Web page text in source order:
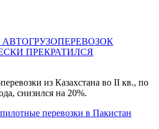
ПРЕКРАТИЛСЯ
из Казахстана во II кв., по
снизился на 20%.
перевозки в Пакистан